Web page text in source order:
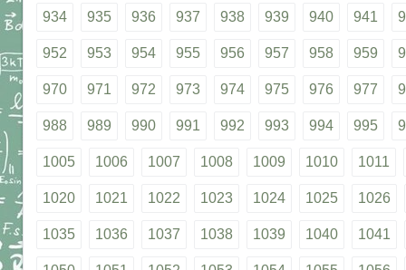
934 935 936 937 938 939 940 941
952 953 954 955 956 957 958 959
970 971 972 973 974 975 976 977
988 989 990 991 992 993 994 995
1005 1006 1007 1008 1009 1010 1011
1020 1021 1022 1023 1024 1025 1026
1035 1036 1037 1038 1039 1040 1041